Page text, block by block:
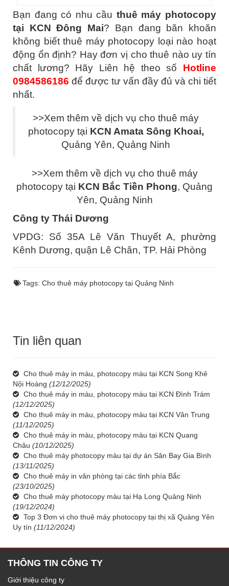
Bạn đang có nhu cầu thuê máy photocopy
tại KCN Đông Mai? Bạn đang băn khoăn
không biết thuê máy photocopy loại nào hoạt
động ổn định? Hay đơn vị cho thuê nào uy tín
chất lương? Hãy Liên hệ theo số Hotline
0984586186 để được tư vấn đầy đủ và chi tiết
nhất.
>>Xem thêm về dịch vụ cho thuê máy
photocopy tại KCN Amata Sông Khoai,
Quảng Yên, Quảng Ninh
>>Xem thêm về dịch vụ cho thuê máy
photocopy tại KCN Bắc Tiền Phong, Quảng
Yên, Quảng Ninh
Công ty Thái Dương
VPDG: Số 35A Lê Văn Thuyết A, phường
Kênh Dương, quận Lê Chân, TP. Hải Phòng
Tags: Cho thuê máy photocopy tại Quảng Ninh
Tin liên quan
Cho thuê máy in màu, photocopy màu tại KCN Song Khê
Nội Hoàng (12/12/2025)
Cho thuê máy in màu, photocopy màu tại KCN Đình Trám
(12/12/2025)
Cho thuê máy in màu, photocopy màu tại KCN Vân Trung
(11/12/2025)
Cho thuê máy in màu, photocopy màu tại KCN Quang
Châu (10/12/2025)
Cho thuê máy photocopy màu tại dự án Sân Bay Gia Bình
(13/11/2025)
Cho thuê máy in văn phòng tại các tỉnh phía Bắc
(23/10/2025)
Cho thuê máy photocopy màu tại Hạ Long Quảng Ninh
(19/12/2024)
Top 3 Đơn vị cho thuê máy photocopy tại thị xã Quảng Yên
Uy tín (11/12/2024)
THÔNG TIN CÔNG TY
Giới thiệu công ty